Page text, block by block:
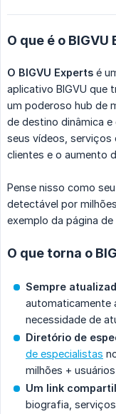
O que é o BIGVU
O BIGVU Experts é
aplicativo BIGVU que
um poderoso hub de
de destino dinâmica
seus vídeos, serviços
clientes e o aumento
Pense nisso como seu
detectável por
exemplo da página
O que torna o
Sempre
automaticamente
necessidade de
Diretório de
de especialistas
milhões + usuários
Um link
biografia,